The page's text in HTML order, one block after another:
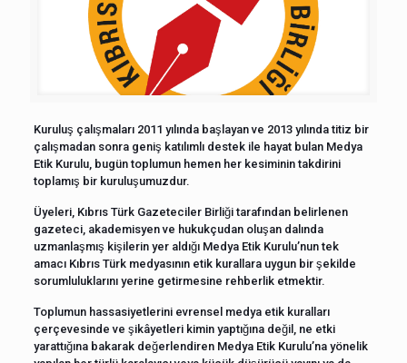
Kuruluş çalışmaları 2011 yılında başlayan ve 2013 yılında titiz bir
çalışmadan sonra geniş katılımlı destek ile hayat bulan Medya
Etik Kurulu, bugün toplumun hemen her kesiminin takdirini
toplamış bir kuruluşumuzdur.
Üyeleri, Kıbrıs Türk Gazeteciler Birliği tarafından belirlenen
gazeteci, akademisyen ve hukukçudan oluşan dalında
uzmanlaşmış kişilerin yer aldığı Medya Etik Kurulu’nun tek
amacı Kıbrıs Türk medyasının etik kurallara uygun bir şekilde
sorumluluklarını yerine getirmesine rehberlik etmektir.
Toplumun hassasiyetlerini evrensel medya etik kuralları
çerçevesinde ve şikâyetleri kimin yaptığına değil, ne etki
yarattığına bakarak değerlendiren Medya Etik Kurulu’na yönelik